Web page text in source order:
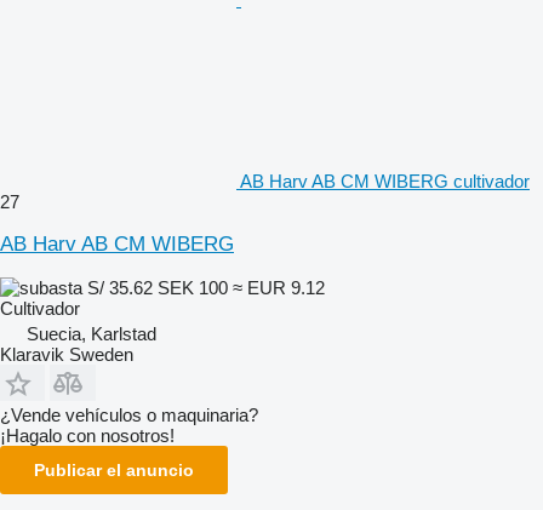
AB Harv AB CM WIBERG cultivador
27
AB Harv AB CM WIBERG
S/ 35.62 SEK 100 ≈ EUR 9.12
Cultivador
Suecia, Karlstad
Klaravik Sweden
¿Vende vehículos o maquinaria?
¡Hagalo con nosotros!
Publicar el anuncio